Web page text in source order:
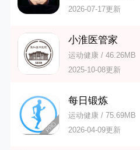
2026-07-17更新
小淮医管家
运动健康 / 46.26MB
2025-10-08更新
每日锻炼
运动健康 / 75.69MB
2026-04-09更新